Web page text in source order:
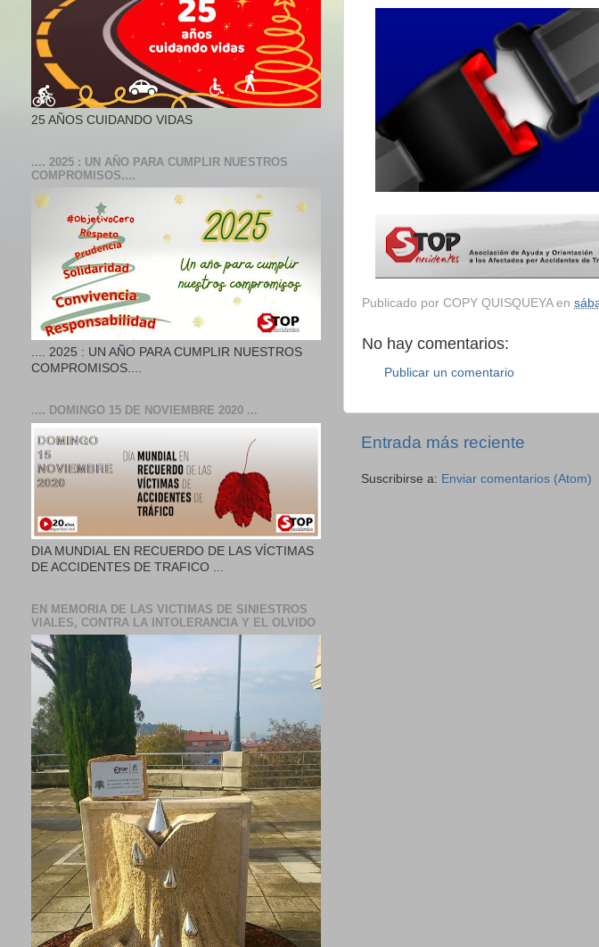
Publicado por COPY QUISQUEYA en
No hay comentarios:
Publicar un comentario
Entrada más reciente
Suscribirse a: Enviar comentarios (Atom)
25 AÑOS CUIDANDO VIDAS
.... 2025 : UN AÑO PARA CUMPLIR NUESTROS
COMPROMISOS....
.... 2025 : UN AÑO PARA CUMPLIR NUESTROS
COMPROMISOS....
.... DOMINGO 15 DE NOVIEMBRE 2020 ...
DIA MUNDIAL EN RECUERDO DE LAS VÍCTIMAS
DE ACCIDENTES DE TRAFICO ...
EN MEMORIA DE LAS VICTIMAS DE SINIESTROS
VIALES, CONTRA LA INTOLERANCIA Y EL OLVIDO